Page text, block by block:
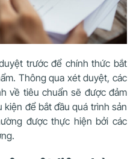
trước để chính thức bắt
Thông qua xét duyệt, các
về tiêu chuẩn sẽ được đảm
kiện để bắt đầu quá trình sản
được thực hiện bởi các